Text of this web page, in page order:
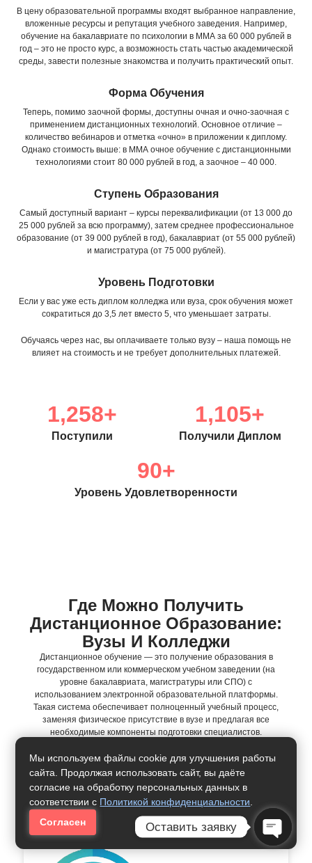
В цену образовательной программы входят выбранное направление,
вложенные ресурсы и репутация учебного заведения. Например,
обучение на бакалавриате по психологии в ММА за 60 000 рублей в
год – это не просто курс, а возможность стать частью академической
среды, завести полезные знакомства и получить практический опыт.
Форма Обучения
Теперь, помимо заочной формы, доступны очная и очно-заочная с
применением дистанционных технологий. Основное отличие –
количество вебинаров и отметка «очно» в приложении к диплому.
Однако стоимость выше: в ММА очное обучение с дистанционными
технологиями стоит 80 000 рублей в год, а заочное – 40 000.
Ступень Образования
Самый доступный вариант – курсы переквалификации (от 13 000 до
25 000 рублей за всю программу), затем среднее профессиональное
образование (от 39 000 рублей в год), бакалавриат (от 55 000 рублей)
и магистратура (от 75 000 рублей).
Уровень Подготовки
Если у вас уже есть диплом колледжа или вуза, срок обучения может
сократиться до 3,5 лет вместо 5, что уменьшает затраты.
Обучаясь через нас, вы оплачиваете только вузу – наша помощь не
влияет на стоимость и не требует дополнительных платежей.
1,258+
Поступили
1,105+
Получили Диплом
90+
Уровень Удовлетворенности
Где Можно Получить
Дистанционное Образование:
Вузы И Колледжи
Дистанционное обучение — это получение образования в
государственном или коммерческом учебном заведении (на
уровне бакалавриата, магистратуры или СПО) с
использованием электронной образовательной платформы.
Такая система обеспечивает полноценный учебный процесс,
заменяя физическое присутствие в вузе и предлагая все
необходимые компоненты подготовки специалистов.
Мы сотрудничаем с ведущими государственными и частными
университетами и колледжами России, которые обладают
собственными образовательными платформами и более чем
10–30-летним опытом в сфере дистанционного обучения.
Мы используем файлы cookie для улучшения работы
сайта. Продолжая использовать сайт, вы даёте
согласие на обработку персональных данных в
соответствии с Политикой конфиденциальности
Согласен
Оставить заявку
Open